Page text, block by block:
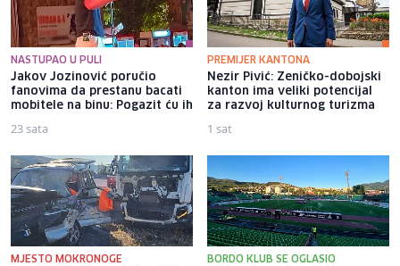
NASTUPAO U PULI
Jakov Jozinović poručio
fanovima da prestanu bacati
mobitele na binu: Pogazit ću ih
23 sata
PREMIJER KANTONA
Nezir Pivić: Zeničko-dobojski
kanton ima veliki potencijal
za razvoj kulturnog turizma
1 sat
MJESTO MOKRONOGE BORDO KLUB SE OGLASIO